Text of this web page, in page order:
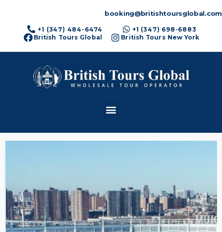
booking@britishtoursglobal.com
+1 (347) 484-6474
+1 (347) 698-6883
British Tours Global
British Tours New York